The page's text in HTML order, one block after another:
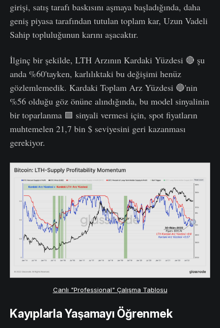
girişi, satış tarafı baskısını aşmaya başladığında, daha
geniş piyasa tarafından tutulan toplam kar, Uzun Vadeli
Sahip topluluğunun karını aşacaktır.
İlginç bir şekilde, LTH Arzının Kardaki Yüzdesi 🔴 şu
anda %60'tayken, karlılıktaki bu değişimi henüz
gözlemlemedik. Kardaki Toplam Arz Yüzdesi 🔵'nin
%56 olduğu göz önüne alındığında, bu model sinyalinin
bir toparlanma 🟩 sinyali vermesi için, spot fiyatların
muhtemelen 21,7 bin $ seviyesini geri kazanması
gerekiyor.
Canlı "Professional" Çalışma Tablosu
Kayıplarla Yaşamayı Öğrenmek